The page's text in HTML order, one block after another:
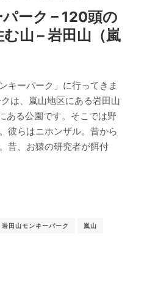
ーク – 120頭の
山 – 岩田山（嵐
キーパーク」に行ってきま
は、嵐山地区にある岩田山
ある公園です。そこでは野
彼らはニホンザル。昔から
昔、お猿の研究者が餌付
岩田山モンキーパーク 嵐山